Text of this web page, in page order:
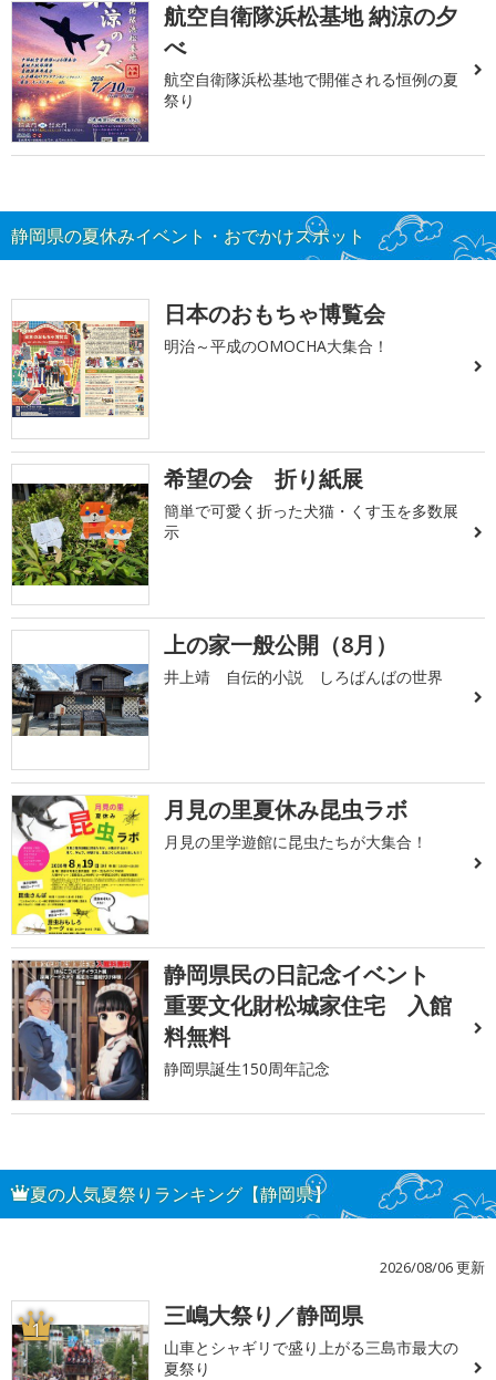
航空自衛隊浜松基地 納涼の夕
べ
航空自衛隊浜松基地で開催される恒例の夏
祭り
静岡県の夏休みイベント・おでかけスポット
日本のおもちゃ博覧会
明治～平成のOMOCHA大集合！
希望の会 折り紙展
簡単で可愛く折った犬猫・くす玉を多数展
示
上の家一般公開（8月）
井上靖 自伝的小説 しろばんばの世界
月見の里夏休み昆虫ラボ
月見の里学遊館に昆虫たちが大集合！
静岡県民の日記念イベント
重要文化財松城家住宅 入館
料無料
静岡県誕生150周年記念
夏の人気夏祭りランキング【静岡県】
2026/08/06 更新
1 三嶋大祭り／静岡県
山車とシャギリで盛り上がる三島市最大の
夏祭り